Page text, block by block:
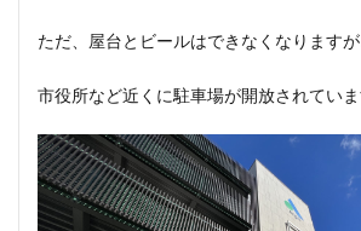
ただ、屋台とビールはできなくなりますが
市役所など近くに駐車場が開放されていま